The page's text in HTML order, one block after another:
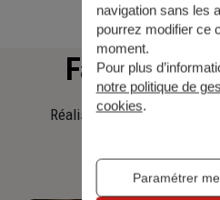
Faitesune
Réalisez une simulation
navigation sans les
pourrez modifier ce
moment.
Pour plus
notre politique de
cookies.
Paramétrer